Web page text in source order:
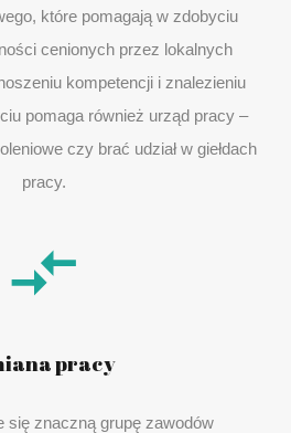
które pomagają w zdobyciu
cenionych przez lokalnych
kompetencji i znalezieniu
pomaga również urząd pracy –
czy brać udział w giełdach
pracy.
pracy
się znaczną grupę zawodów